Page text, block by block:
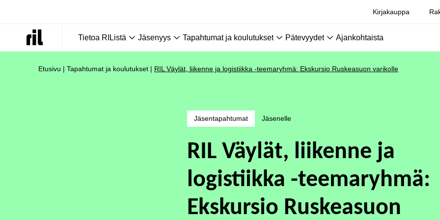
Kirjakauppa
Tietoa RIListä Jäsenyys Tapahtumat ja koulutukset Pätevyydet Ajankohtaista
Etusivu | Tapahtumat ja koulutukset | RIL Väylät, liikenne ja logistiikka -teemaryhmä: Ekskursio Ruskeasuon varikolle
Jäsentapahtumat Jäsenelle
RIL Väylät, liikenne ja
logistiikka -teemaryhmä:
Ekskursio Ruskeasuon